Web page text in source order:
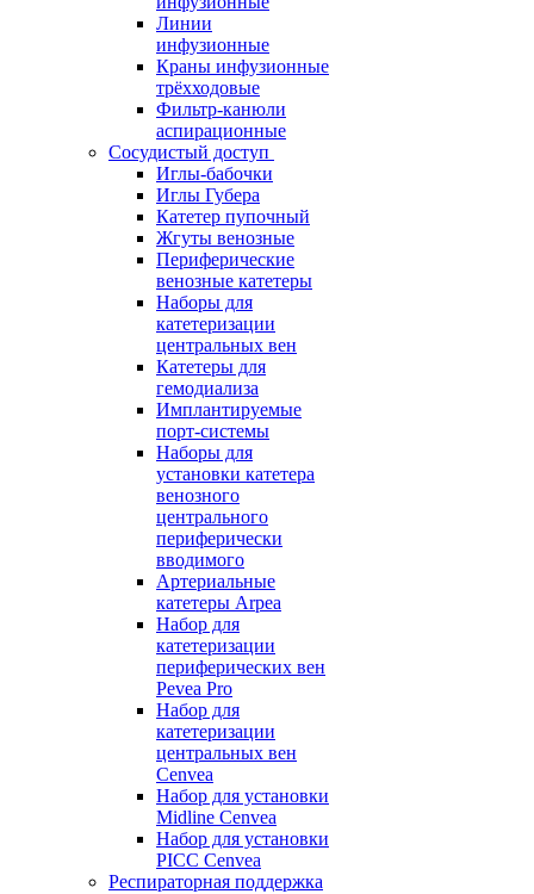
Линии
инфузионные
Краны инфузионные
трёхходовые
Фильтр-канюли
аспирационные
Сосудистый доступ
Иглы-бабочки
Иглы Губера
Катетер пупочный
Жгуты венозные
Периферические
венозные катетеры
Наборы для
катетеризации
центральных вен
Катетеры для
гемодиализа
Имплантируемые
порт‑системы
Наборы для
установки катетера
венозного
центрального
периферически
вводимого
Артериальные
катетеры Arpea
Набор для
катетеризации
периферических вен
Pevea Pro
Набор для
катетеризации
центральных вен
Cenvea
Набор для установки
Midline Cenvea
Набор для установки
PICC Cenvea
Респираторная поддержка